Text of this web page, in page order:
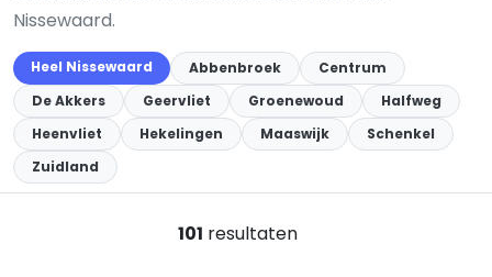
Nissewaard.
Heel Nissewaard Abbenbroek
Centrum
De Akkers
Geervliet Groenewoud
Halfweg
Heenvliet
Hekelingen Maaswijk
Schenkel
Zuidland
101 resultaten